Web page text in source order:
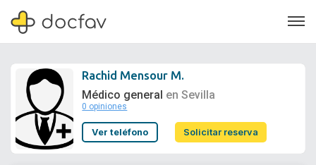
Soporte
Rachid Mensour M.
Médico general en Sevilla
0 opiniones
Ver teléfono Solicitar reserva